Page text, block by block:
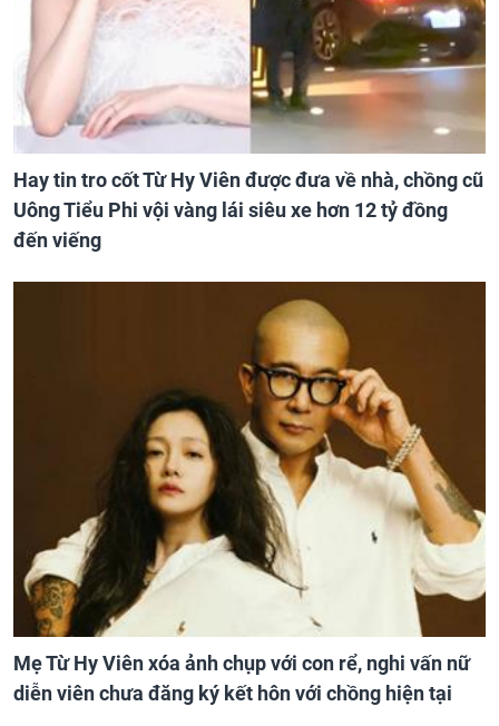
Hay tin tro cốt Từ Hy Viên được đưa về nhà, chồng cũ
Uông Tiểu Phi vội vàng lái siêu xe hơn 12 tỷ đồng
đến viếng
Mẹ Từ Hy Viên xóa ảnh chụp với con rể, nghi vấn nữ
diễn viên chưa đăng ký kết hôn với chồng hiện tại